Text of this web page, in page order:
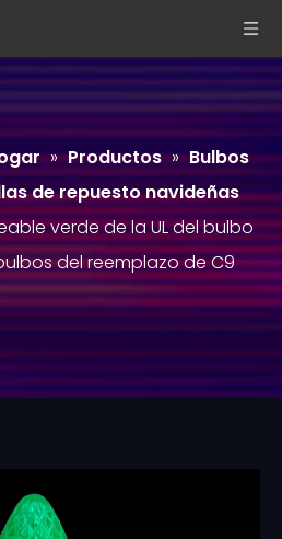
» Productos » Bulbos
de repuesto navideñas
verde de la UL del bulbo
del reemplazo de C9